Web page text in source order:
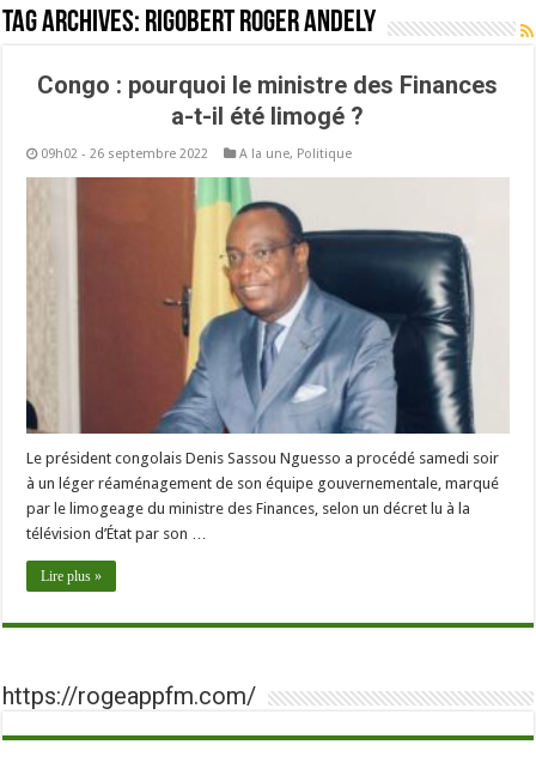
Tag Archives: Rigobert Roger Andely
Congo : pourquoi le ministre des Finances
a-t-il été limogé ?
09h02 - 26 septembre 2022 A la une, Politique
Le président congolais Denis Sassou Nguesso a procédé samedi soir
à un léger réaménagement de son équipe gouvernementale, marqué
par le limogeage du ministre des Finances, selon un décret lu à la
télévision d’État par son …
Lire plus »
https://rogeappfm.com/